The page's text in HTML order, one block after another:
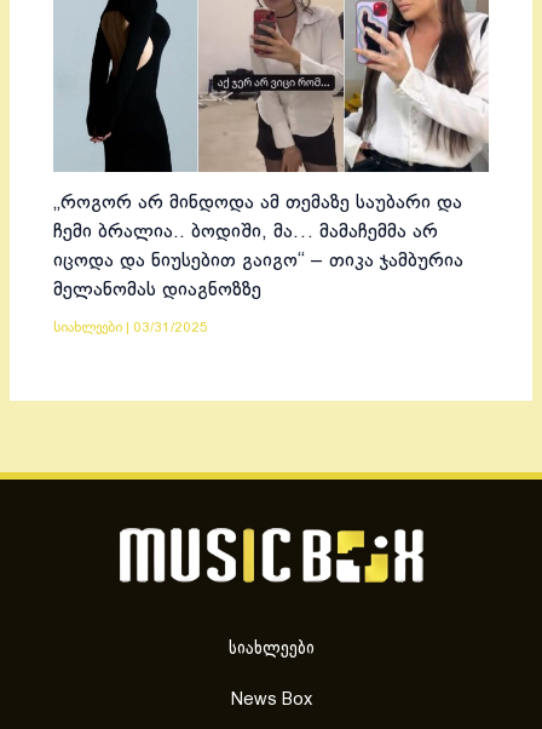
„როგორ არ მინდოდა ამ თემაზე საუბარი და
ჩემი ბრალია.. ბოდიში, მა… მამაჩემმა არ
იცოდა და ნიუსებით გაიგო“ – თიკა ჯამბურია
მელანომას დიაგნოზზე
სიახლეები 03/31/2025
სიახლეები
News Box